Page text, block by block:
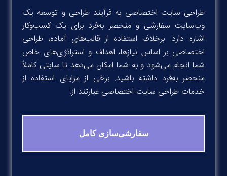
طراحی سایت اختصاصی به فرآیند طراحی و توسعه یک
وب‌سایت سفارشی و منحصر به‌فرد برای یک کسب‌وکار
اشاره دارد. برخلاف استفاده از قالب‌های آماده، طراحی
اختصاصی بر اساس نیازها، اهداف و استراتژی‌های خاص
شما انجام می‌شود و به شما امکان می‌دهد تا سایتی کاملاً
منحصر به‌فرد داشته باشید. برخی از مزایای استفاده از
خدمات طراحی سایت اختصاصی عبارتند از:
سفارشی‌سازی کامل